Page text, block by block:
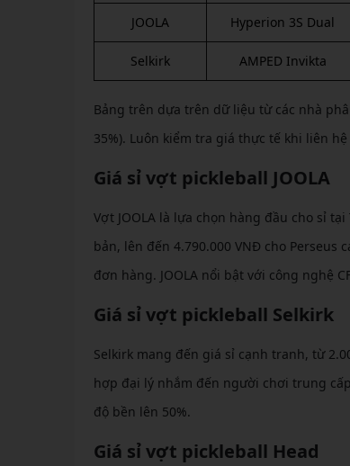
JOOLA Hyperion 3S Dual
Selkirk AMPED Invikta
Bảng trên dựa trên dữ liệu từ các nhà
35%). Luôn kiểm tra giá thực tế khi liên
Giá sỉ vợt pickleball JOOLA
Vợt JOOLA là lựa chọn hàng đầu cho sỉ
bản, lên đến 4.790.000 VNĐ cho
đơn hàng. JOOLA nổi bật với công nghệ
Giá sỉ vợt pickleball Selkirk
Selkirk mang đến giá sỉ cạnh tranh, từ
hợp đại lý nhắm đến người chơi trung
độ bền lên 50%.
Giá sỉ vợt pickleball Head